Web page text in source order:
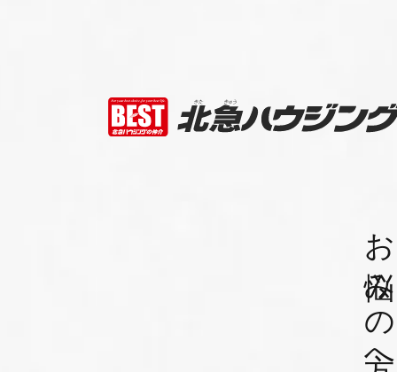
お悩みの方へ